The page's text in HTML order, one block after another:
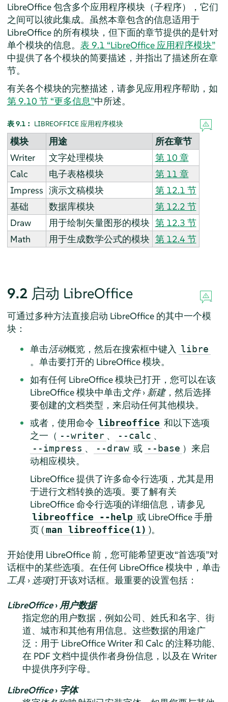
LibreOffice 包含多个应用程序模块（子程序），它们
之间可以彼此集成。虽然本章包含的信息适用于
LibreOffice 的所有模块，但下面的章节提供的是针对
单个模块的信息。 表 9.1 “LibreOffice 应用程序模块”
中提供了各个模块的简要描述，并指出了描述所在章
节。
有关各个模块的完整描述，请参见应用程序帮助，如
第 9.10 节 “更多信息”中所述。
表 9.1︰ LIBREOFFICE 应用程序模块
模块 用途
所在章节
Writer
文字处理模块
第 10 章
Calc
电子表格模块
第 11 章
Impress 演示文稿模块
第 12.1 节
基础
数据库模块
第 12.2 节
Draw
用于绘制矢量图形的模块 第 12.3 节
Math
用于生成数学公式的模块 第 12.4 节
9.2 启动 LibreOffice
可通过多种方法直接启动 LibreOffice 的其中一个模
块：
单击活动概览，然后在搜索框中键入 libre
。单击要打开的 LibreOffice 模块。
如有任何 LibreOffice 模块已打开，您可以在该
LibreOffice 模块中单击文件› 新建，然后选择
要创建的文档类型，来启动任何其他模块。
或者，使用命令 libreoffice 和以下选项
之一（ --writer 、 --calc 、
--impress 、 --draw 或 --base ）来启
动相应模块。
LibreOffice 提供了许多命令行选项，尤其是用
于进行文档转换的选项。要了解有关
LibreOffice 命令行选项的详细信息，请参见
libreoffice --help 或 LibreOffice 手册
页 ( man libreoffice(1) )。
开始使用 LibreOffice 前，您可能希望更改“首选项”对
话框中的某些选项。在任何 LibreOffice 模块中，单击
工具› 选项打开该对话框。最重要的设置包括：
LibreOffice› 用户数据
指定您的用户数据，例如公司、姓氏和名字、街
道、城市和其他有用信息。这些数据的用途广
泛：用于 LibreOfficeWriter和 Calc 的注释功能、
在 PDF 文档中提供作者身份信息，以及在 Writer
中提供序列字母。
LibreOffice› 字体